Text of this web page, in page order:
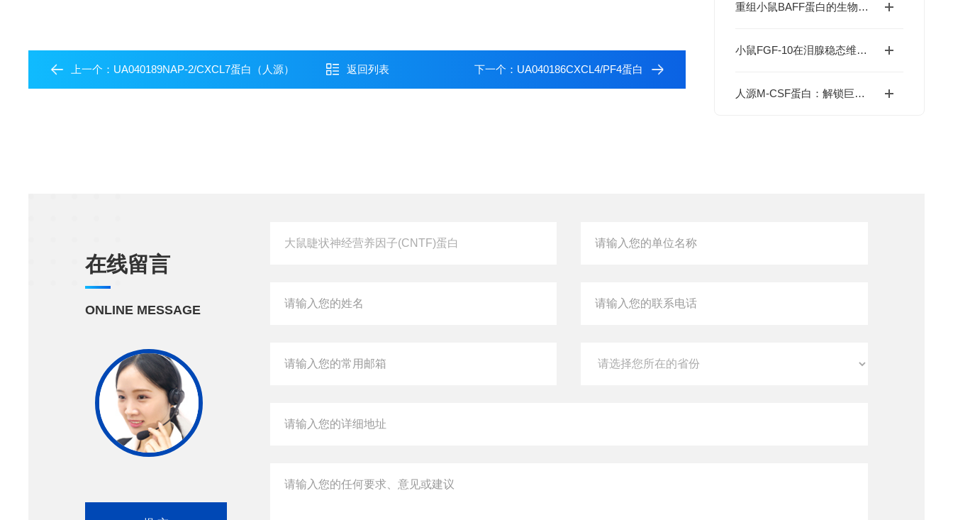
重组小鼠BAFF蛋白的生物学特性及科研应用价值
小鼠FGF-10在泪腺稳态维持与干眼症干预中的价值
人源M-CSF蛋白：解锁巨噬细胞研究与肿瘤免疫的科研密钥
上一个： UA040189NAP-2/CXCL7蛋白（人源） 返回列表 下一个： UA040186CXCL4/PF4蛋白
在线留言
ONLINE MESSAGE